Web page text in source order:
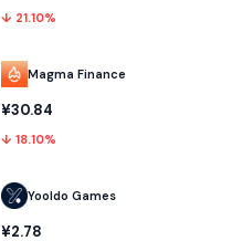
↓ 21.10%
Magma Finance
¥30.84
↓ 18.10%
Yooldo Games
¥2.78